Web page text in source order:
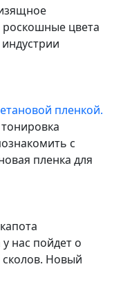
цвета
пленкой.
с
пленка для
нас пойдет о
Новый